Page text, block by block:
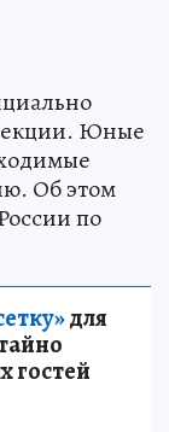
Юные
Об этом
по
для
гостей